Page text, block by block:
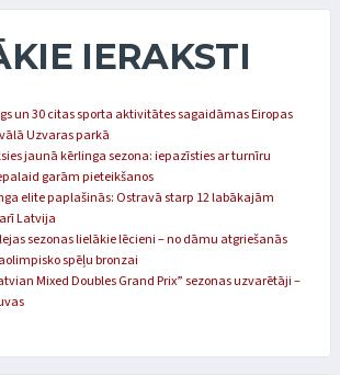
IERAKSTI
un 30 citas sporta aktivitātes sagaidāmas Eiropas
Uzvaras parkā
jaunā kērlinga sezona: iepazīsties ar turnīru
garām pieteikšanos
elite paplašinās: Ostravā starp 12 labākajām
Latvija
sezonas lielākie lēcieni – no dāmu atgriešanās
spēļu bronzai
Mixed Doubles Grand Prix” sezonas uzvarētāji –